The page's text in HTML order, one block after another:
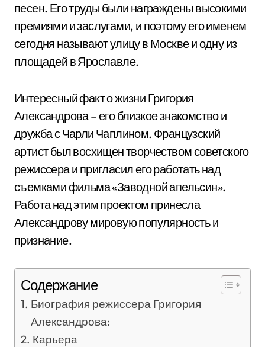
песен. Его труды были награждены высокими
премиями и заслугами, и поэтому его именем
сегодня называют улицу в Москве и одну из
площадей в Ярославле.
Интересный факт о жизни Григория
Александрова – его близкое знакомство и
дружба с Чарли Чаплином. Французский
артист был восхищен творчеством советского
режиссера и пригласил его работать над
съемками фильма «Заводной апельсин».
Работа над этим проектом принесла
Александрову мировую популярность и
признание.
Содержание
Биография режиссера Григория
Александрова:
Карьера